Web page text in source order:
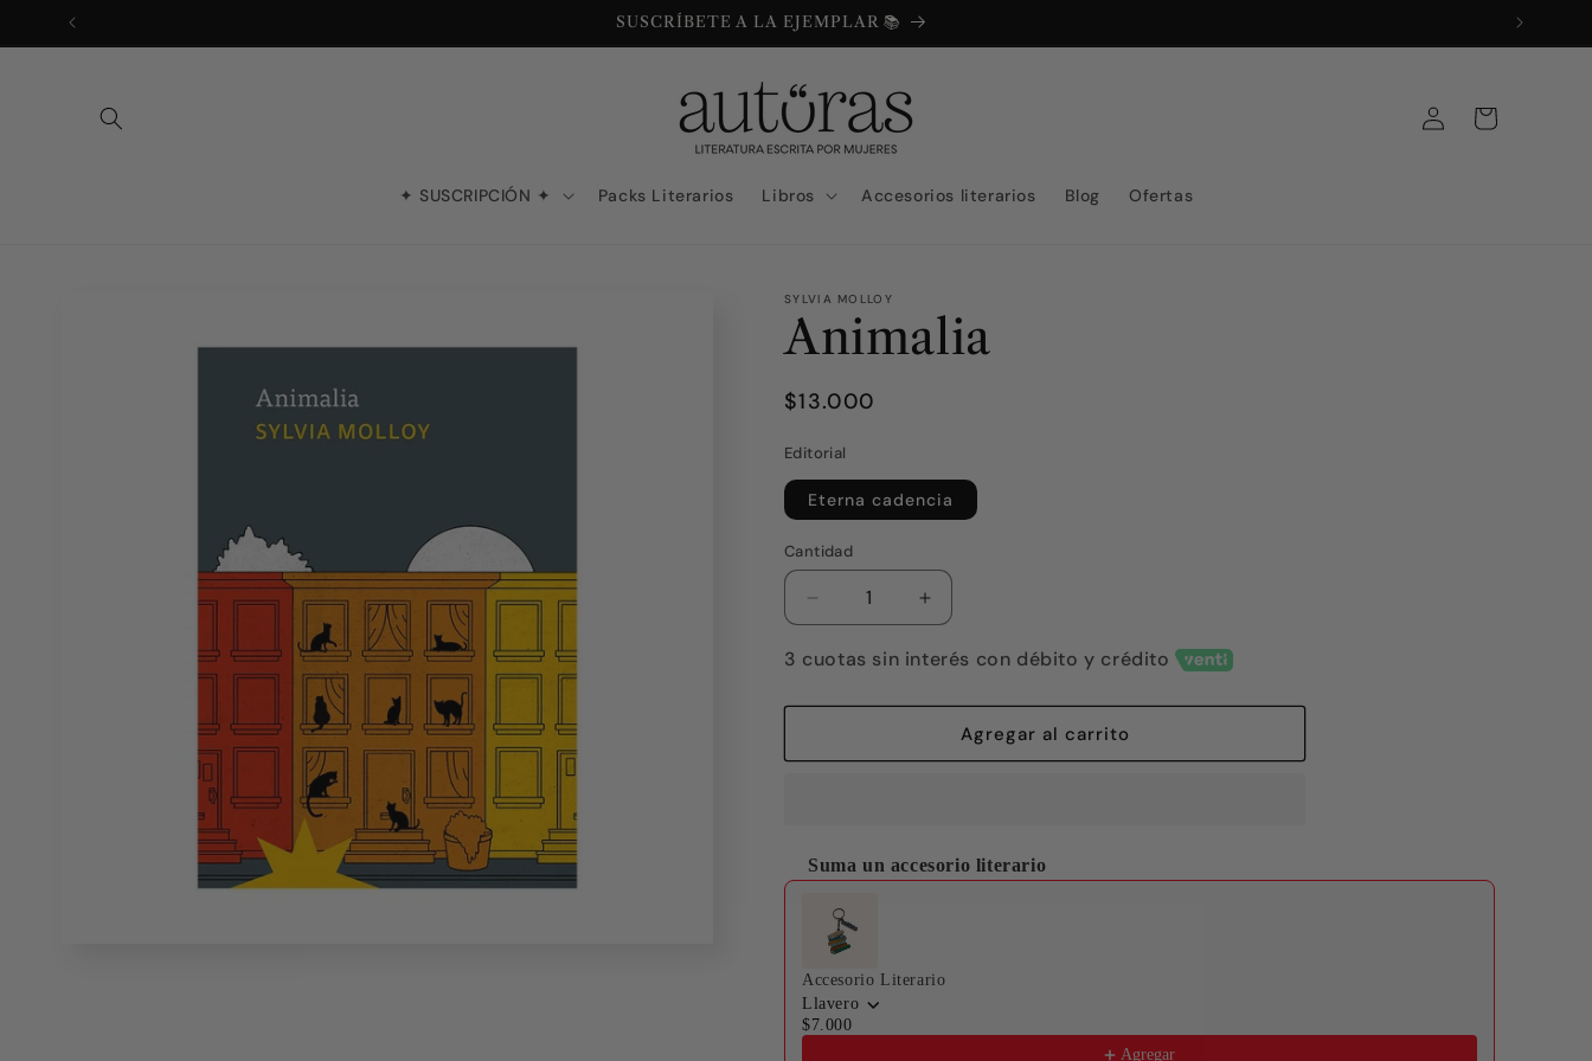
directamente
al contenido
SUSCRÍBETE A LA EJEMPLAR 📚
✦ SUSCRIPCIÓN ✦ Packs Literarios Libros Accesorios literarios Blog Ofertas
Iniciar
sesión
Carrito
SYLVIA MOLLOY
Animalia
Precio
$13.000
Editorial
Eterna cadencia
Cantidad
Reducir
cantidad
para
Aumentar
cantidad
para
3 cuotas sin interés con débito y crédito
Agregar al carrito
Suma un accesorio literario
Use the Previous and Next buttons to navigate through product recommendations, or scroll
Accesorio Literario
Llavero
$7.000
Agregar